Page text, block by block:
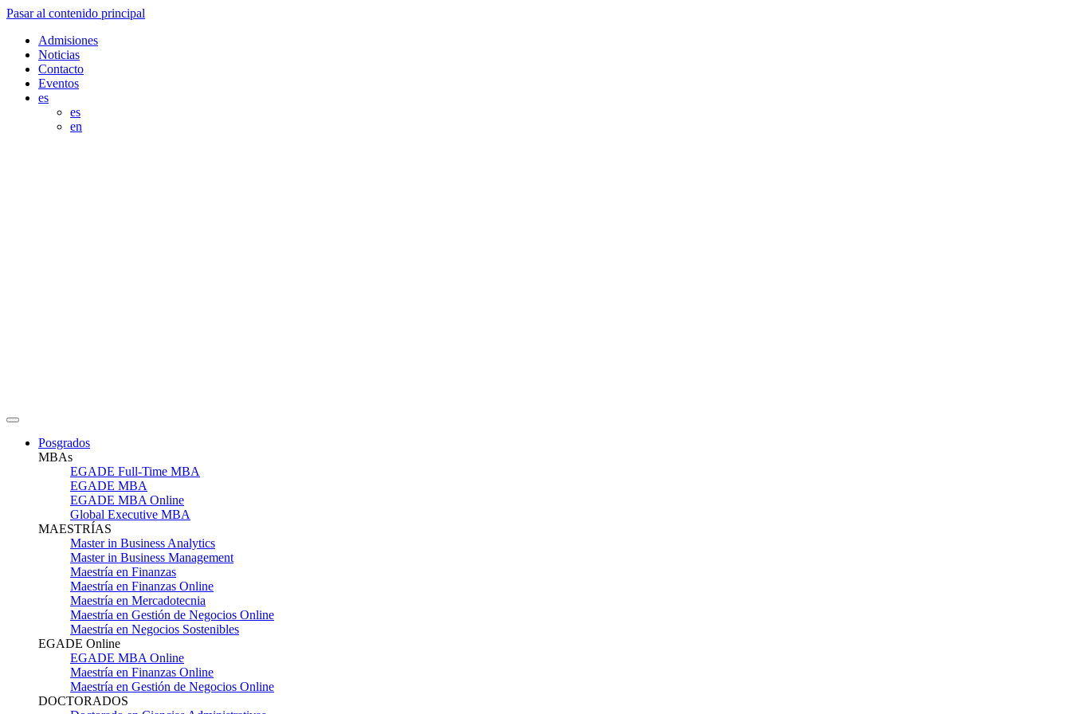
Pasar al contenido principal
Admisiones
Noticias
Contacto
Eventos
es
es
en
Posgrados
MBAs
EGADE Full-Time MBA
EGADE MBA
EGADE MBA Online
Global Executive MBA
MAESTRÍAS
Master in Business Analytics
Master in Business Management
Maestría en Finanzas
Maestría en Finanzas Online
Maestría en Mercadotecnia
Maestría en Gestión de Negocios Online
Maestría en Negocios Sostenibles
EGADE Online
EGADE MBA Online
Maestría en Finanzas Online
Maestría en Gestión de Negocios Online
DOCTORADOS